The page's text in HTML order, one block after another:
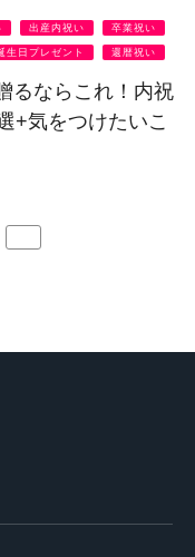
出産内祝い 卒業祝い
生日プレゼント 還暦祝い
るならこれ！内祝
+気をつけたいこ